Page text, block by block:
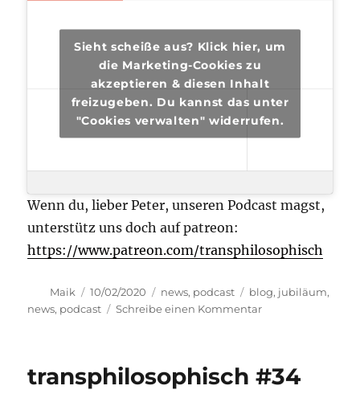
Sieht scheiße aus? Klick hier, um
die Marketing-Cookies zu
akzeptieren & diesen Inhalt
freizugeben. Du kannst das unter
"Cookies verwalten" widerrufen.
Wenn du, lieber Peter, unseren Podcast magst,
unterstütz uns doch auf patreon:
https://www.patreon.com/transphilosophisch
Autor
Maik
Veröffentlicht
am
10/02/2020 Kategorien
news, podcast Schlagwörter
blog, jubiläum,
news, podcast Schreibe einen Kommentarzu
transphilosophisch #34